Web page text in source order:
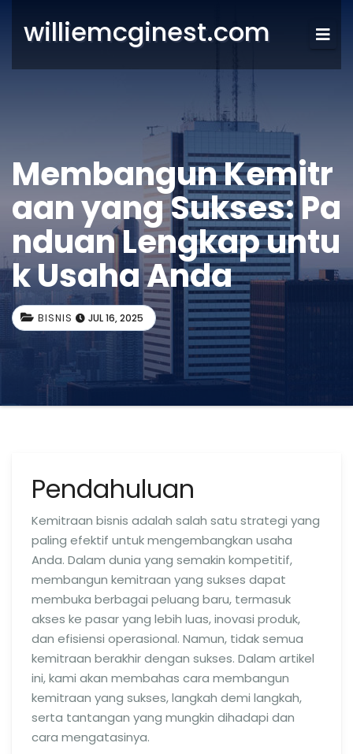
williemcginest.com
Membangun Kemitr
aan yang Sukses: Pa
nduan Lengkap untu
k Usaha Anda
BISNIS JUL 16, 2025
Pendahuluan
Kemitraan bisnis adalah salah satu strategi yang
paling efektif untuk mengembangkan usaha
Anda. Dalam dunia yang semakin kompetitif,
membangun kemitraan yang sukses dapat
membuka berbagai peluang baru, termasuk
akses ke pasar yang lebih luas, inovasi produk,
dan efisiensi operasional. Namun, tidak semua
kemitraan berakhir dengan sukses. Dalam artikel
ini, kami akan membahas cara membangun
kemitraan yang sukses, langkah demi langkah,
serta tantangan yang mungkin dihadapi dan
cara mengatasinya.